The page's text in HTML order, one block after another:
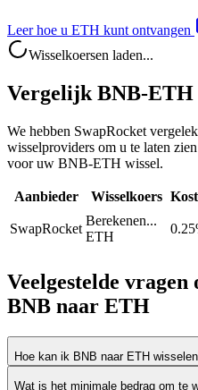
Leer hoe u ETH kunt ontvangen
Wisselkoersen laden...
Vergelijk BNB-ETH
We hebben SwapRocket
wisselproviders om u te laten
voor uw BNB-ETH wissel.
Aanbieder Wisselkoers
SwapRocket
Berekenen...
ETH
Veelgestelde vragen
BNB naar ETH
Hoe kan ik BNB naar ETH
Wat is het minimale bedrag om te